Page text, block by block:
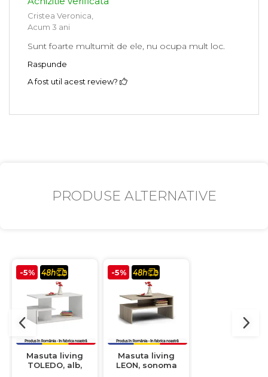
Cristea Veronica,
Acum 3 ani
Sunt foarte multumit de ele, nu ocupa mult loc.
Raspunde
A fost util acest review?
PRODUSE ALTERNATIVE
-5%
Masuta living
TOLEDO, alb,
-5%
Masuta living
LEON, sonoma